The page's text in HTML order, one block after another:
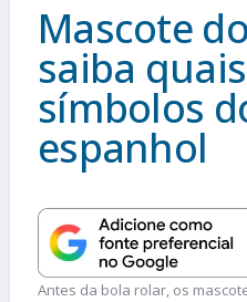
Mascote
saiba
símbolos
espanhol
Antes da bola rolar, os